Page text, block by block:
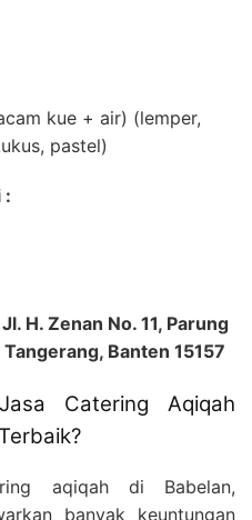
kue + air) (lemper,
pastel)
:
H. Zenan No. 11, Parung
Banten 15157
Catering Aqiqah
aqiqah di Babelan,
banyak keuntungan